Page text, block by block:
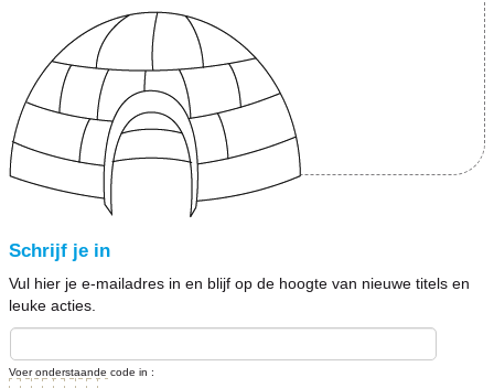
Schrijf je in
Vul hier je e-mailadres in en blijf op de hoogte van nieuwe titels en
leuke acties.
Voer onderstaande code in :